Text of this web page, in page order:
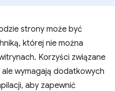
strony może być
której nie można
Korzyści związane
wymagają dodatkowych
aby zapewnić